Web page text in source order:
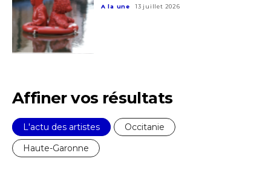
A la une 13 juillet 2026
Affiner vos résultats
L'actu des artistes
Occitanie
Haute-Garonne